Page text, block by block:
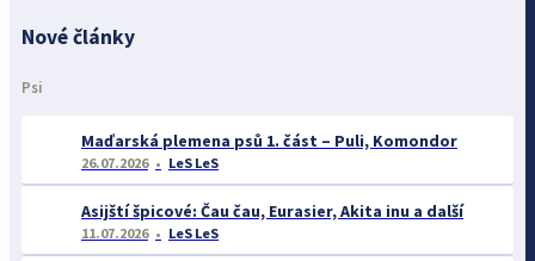
Nové články
Psi
Maďarská plemena psů 1. část – Puli, Komondor
26.07.2026 LeS LeS
Asijští špicové: Čau čau, Eurasier, Akita inu a další
11.07.2026 LeS LeS